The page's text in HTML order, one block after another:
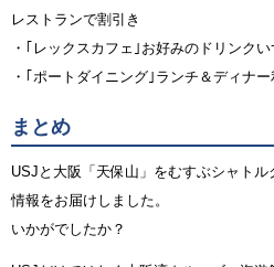
レストランで割引き
・｢レックスカフェ｣お好みのドリンク
・｢ポートダイニング｣ランチ＆ディナ
まとめ
USJと大阪「天保山」をむすぶシャトル
情報をお届けしました。
いかがでしたか？